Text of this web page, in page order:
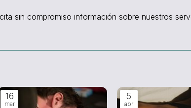
sin compromiso información sobre nuestros
16
mar
5
abr